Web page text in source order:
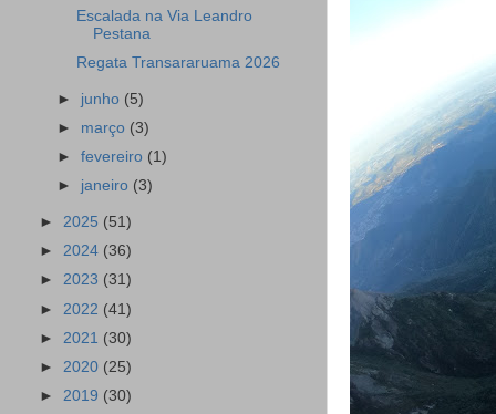
Escalada na Via Leandro
Pestana
Regata Transararuama 2026
► junho (5)
► março (3)
►fevereiro (1)
► janeiro (3)
► 2025 (51)
► 2024 (36)
► 2023 (31)
► 2022 (41)
► 2021 (30)
► 2020 (25)
► 2019 (30)